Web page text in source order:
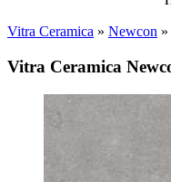
Vitra Ceramica » Newcon
Vitra Ceramica